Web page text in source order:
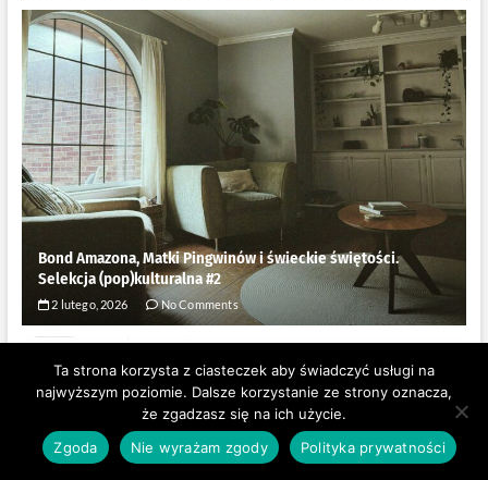
Bond Amazona, Matki Pingwinów i świeckie świętości.
Selekcja (pop)kulturalna #2
2 lutego, 2026 No Comments
Ta strona korzysta z ciasteczek aby świadczyć usługi na
najwyższym poziomie. Dalsze korzystanie ze strony oznacza,
że zgadzasz się na ich użycie.
Zgoda
Nie wyrażam zgody Polityka prywatności